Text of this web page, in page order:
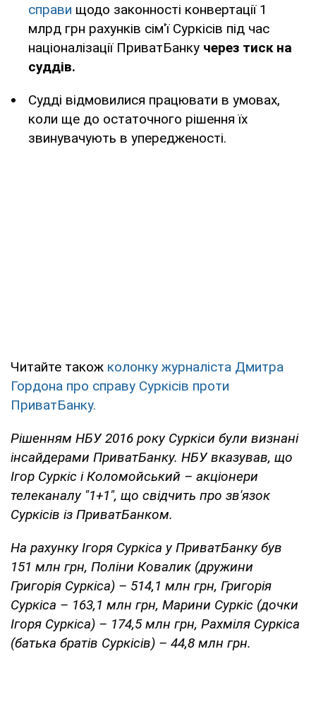
справи щодо законності конвертації 1
млрд грн рахунків сім'ї Суркісів під час
націоналізації ПриватБанку через тиск на
суддів.
Судді відмовилися працювати в умовах,
коли ще до остаточного рішення їх
звинувачують в упередженості.
Читайте також колонку журналіста Дмитра
Гордона про справу Суркісів проти
ПриватБанку.
Рішенням НБУ 2016 року Суркіси були визнані
інсайдерами ПриватБанку. НБУ вказував, що
Ігор Суркіс і Коломойський – акціонери
телеканалу "1+1", що свідчить про зв'язок
Суркісів із ПриватБанком.
На рахунку Ігоря Суркіса у ПриватБанку був
151 млн грн, Поліни Ковалик (дружини
Григорія Суркіса) – 514,1 млн грн, Григорія
Суркіса – 163,1 млн грн, Марини Суркіс (дочки
Ігоря Суркіса) – 174,5 млн грн, Рахміля Суркіса
(батька братів Суркісів) – 44,8 млн грн.